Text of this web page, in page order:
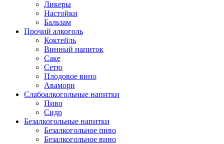
Ликеры
Настойки
Бальзам
Прочий алкоголь
Коктейль
Винный напиток
Саке
Сетю
Плодовое вино
Авамори
Слабоалкогольные напитки
Пиво
Сидр
Безалкогольные напитки
Безалкогольное пиво
Безалкогольное вино